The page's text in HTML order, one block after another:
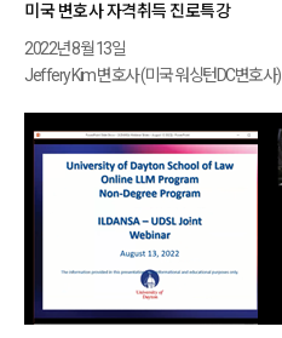
미국 변호사 자격취득 진로특강
2022년 8월 13일
Jeffery Kim 변호사 (미국 워싱턴DC변호사)